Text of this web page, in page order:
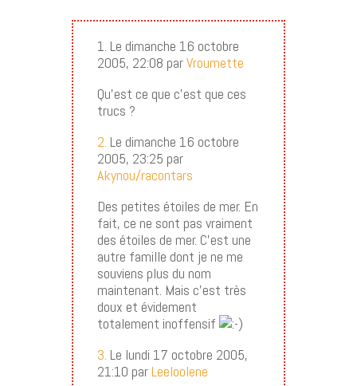
1. Le dimanche 16 octobre
2005, 22:08 parVroumette
Qu’est ce que c’est que ces
trucs ?
2. Le dimanche 16 octobre
2005, 23:25 par
Akynou/racontars
Des petites étoiles de mer. En
fait, ce ne sont pas vraiment
des étoiles de mer. C’est une
autre famille dont je ne me
souviens plus du nom
maintenant. Mais c’est très
doux et évidement
totalement inoffensif
3. Le lundi 17 octobre 2005,
21:10 parLeeloolene